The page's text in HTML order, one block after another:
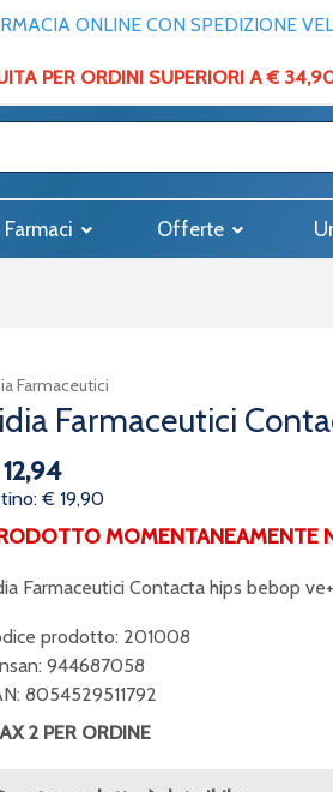
ONLINE CON SPEDIZIONE
PER ORDINI SUPERIORI A €
Farmaci Offerte
Farmaceutici
Farmaceutici
12,94
€ 19,90
MOMENTANEAMENTE
Farmaceutici Contacta hips bebop
prodotto: 201008
944687058
8054529511792
2 PER ORDINE